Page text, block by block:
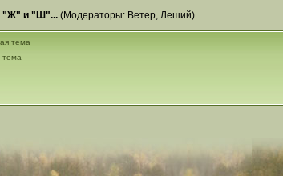
"Ж" и "Ш"...(Модераторы: Ветер, Леший)
тема
тема